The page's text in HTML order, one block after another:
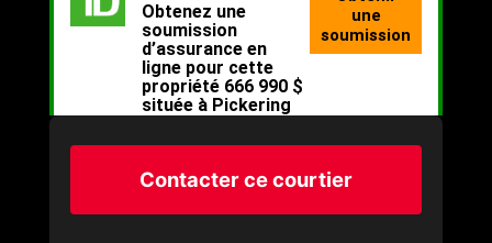
Contacter ce courtier